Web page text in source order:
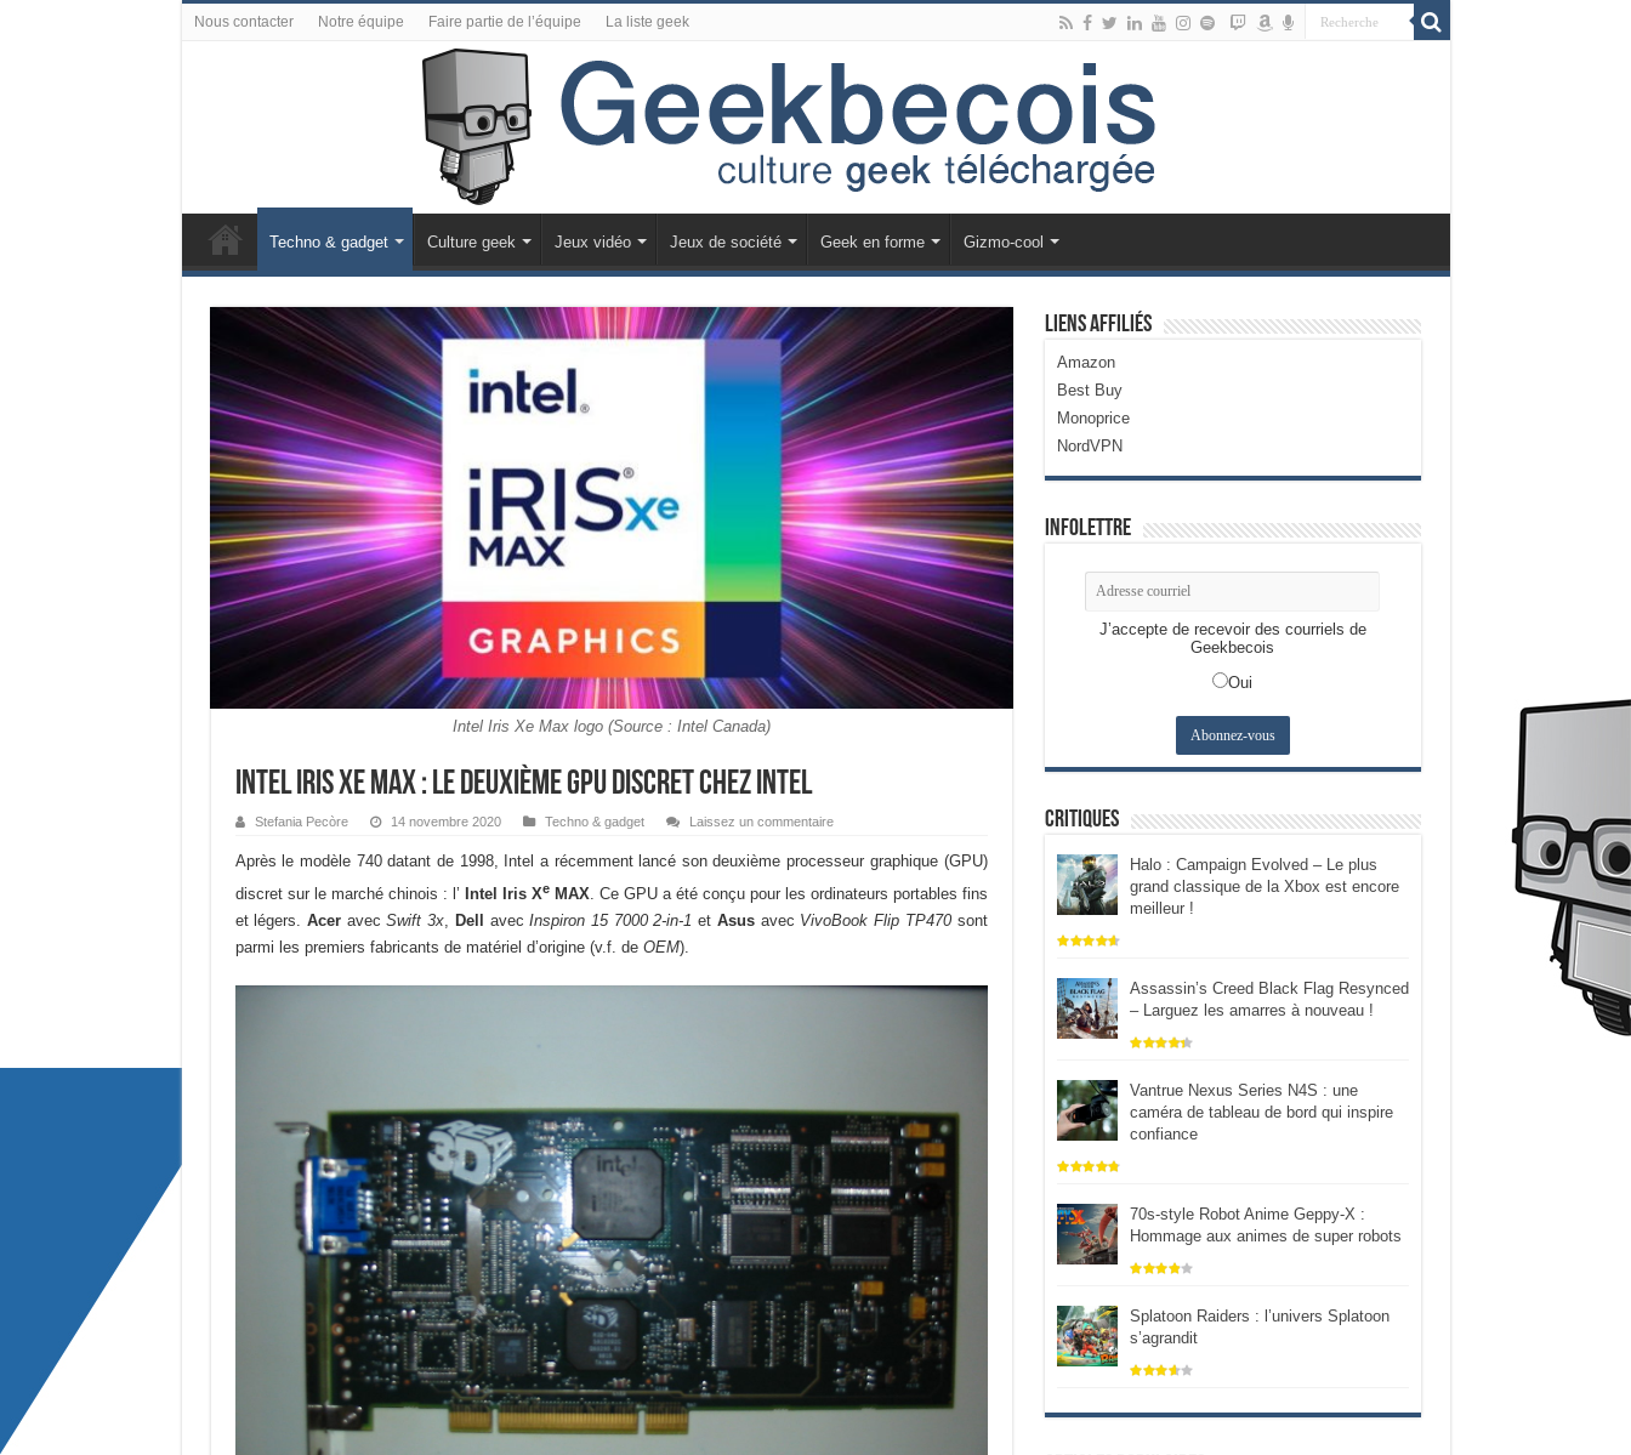
Nous contacter Notre équipe Faire partie de l’équipe La liste geek
Techno & gadget Culture geek Jeux vidéo Jeux de société Geek en forme Gizmo-cool
Intel Iris Xe Max logo (Source : Intel Canada)
Intel Iris Xe MAX : le deuxième GPU discret chez Intel
Stefania Pecòre 14 novembre 2020 Techno & gadget Laissez un commentaire
Après le modèle 740 datant de 1998, Intel a récemment lancé son deuxième processeur graphique (GPU)
discret sur le marché chinois : l’ Intel Iris XeMAX. Ce GPU a été conçu pour les ordinateurs portables fins
et légers. AceravecSwift 3x, Dell avecInspiron 15 7000 2-in-1 et Asusavec VivoBook Flip TP470 sont
parmi les premiers fabricants de matériel d’origine (v.f. de OEM).
Liens Affiliés
Amazon
Best Buy
Monoprice
NordVPN
Infolettre
J’accepte de recevoir des courriels de
Geekbecois
Oui
Critiques
Halo : Campaign Evolved – Le plus
grand classique de la Xbox est encore
meilleur !
Assassin’s Creed Black Flag Resynced
– Larguez les amarres à nouveau !
Vantrue Nexus Series N4S : une
caméra de tableau de bord qui inspire
confiance
70s-style Robot Anime Geppy-X :
Hommage aux animes de super robots
Splatoon Raiders : l’univers Splatoon
s’agrandit